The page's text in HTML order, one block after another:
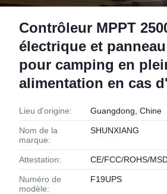
Contrôleur MPPT
électrique et
pour camping en
alimentation en cas
Lieu d'origine: Guangdong, Chine
Nom de la
marque:
SHUNXIANG
Attestation: CE/FCC/ROHS/
Numéro de
modèle:
F19UPS